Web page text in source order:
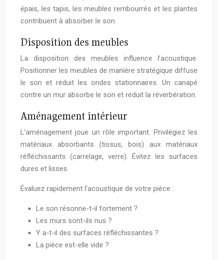
épais, les tapis, les meubles rembourrés et les plantes
contribuent à absorber le son.
Disposition des meubles
La disposition des meubles influence l’acoustique.
Positionner les meubles de manière stratégique diffuse
le son et réduit les ondes stationnaires. Un canapé
contre un mur absorbe le son et réduit la réverbération.
Aménagement intérieur
L’aménagement joue un rôle important. Privilégiez les
matériaux absorbants (tissus, bois) aux matériaux
réfléchissants (carrelage, verre). Évitez les surfaces
dures et lisses.
Évaluez rapidement l’acoustique de votre pièce :
Le son résonne-t-il fortement ?
Les murs sont-ils nus ?
Y a-t-il des surfaces réfléchissantes ?
La pièce est-elle vide ?